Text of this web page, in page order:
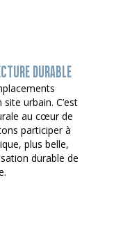
DURABLE
urbain. C’est
au cœur de
participer à
plus belle,
durable de